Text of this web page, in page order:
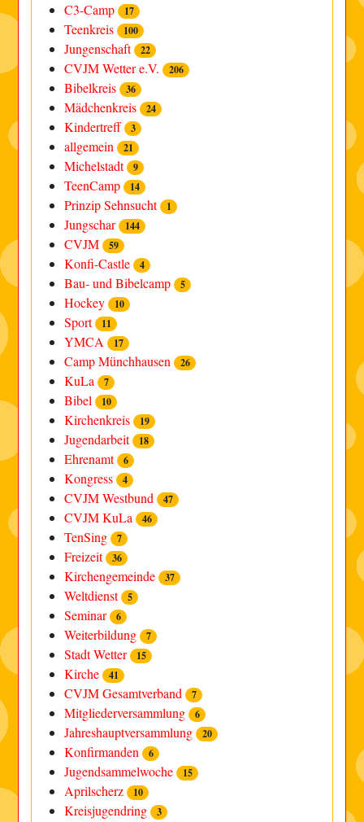
C3-Camp 17
Teenkreis 100
Jungenschaft 22
CVJM Wetter e.V. 206
Bibelkreis 36
Mädchenkreis 24
Kindertreff 3
allgemein 21
Michelstadt 9
TeenCamp 14
Prinzip Sehnsucht 1
Jungschar 144
CVJM 59
Konfi-Castle 4
Bau- und Bibelcamp 5
Hockey 10
Sport 11
YMCA 17
Camp Münchhausen 26
KuLa 7
Bibel 10
Kirchenkreis 19
Jugendarbeit 18
Ehrenamt 6
Kongress 4
CVJM Westbund 47
CVJM KuLa 46
TenSing 7
Freizeit 36
Kirchengemeinde 37
Weltdienst 5
Seminar 6
Weiterbildung 7
Stadt Wetter 15
Kirche 41
CVJM Gesamtverband 7
Mitgliederversammlung 6
Jahreshauptversammlung 20
Konfirmanden 6
Jugendsammelwoche 15
Aprilscherz 10
Kreisjugendring 3